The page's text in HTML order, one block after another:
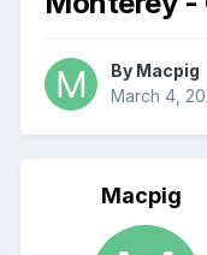
By Macpig
March 4,
Macpig